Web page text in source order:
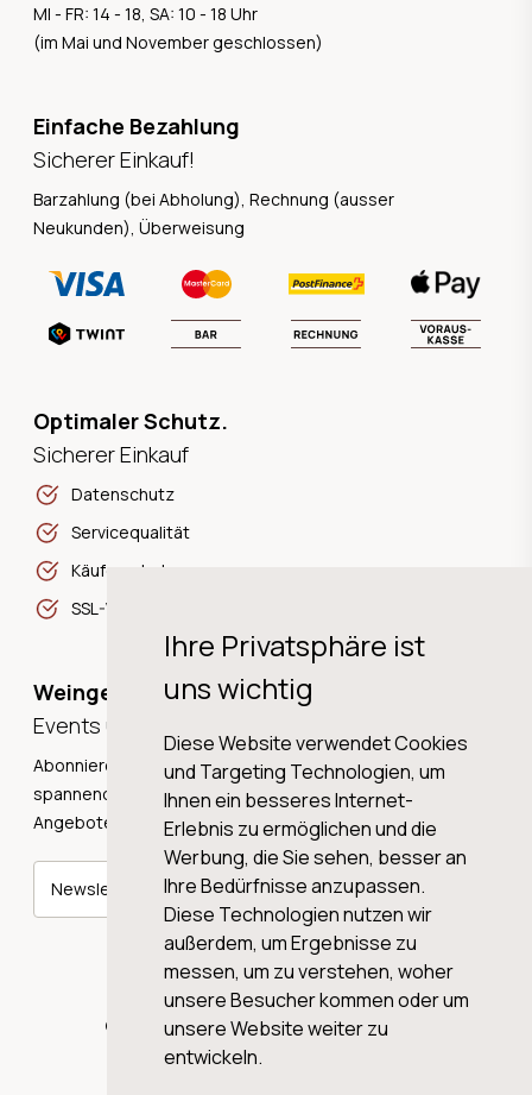
Ihre Privatsphäre ist
uns wichtig
Diese Website verwendet Cookies
und Targeting Technologien, um
Ihnen ein besseres Internet-
Erlebnis zu ermöglichen und die
Werbung, die Sie sehen, besser an
Ihre Bedürfnisse anzupassen.
Diese Technologien nutzen wir
außerdem, um Ergebnisse zu
messen, um zu verstehen, woher
unsere Besucher kommen oder um
unsere Website weiter zu
entwickeln.
MI - FR: 14 - 18, SA: 10 - 18 Uhr
(im Mai und November geschlossen)
Einfache Bezahlung
Sicherer Einkauf!
Barzahlung (bei Abholung), Rechnung (ausser
Neukunden), Überweisung
Optimaler Schutz.
Sicherer Einkauf
Datenschutz
Servicequalität
Käuferschutz
SSL-Verschlüsselung
Weingeschichten,
Events und Neuigkeiten!
Abonnieren Sie unseren Newsletter und erhalten Sie
spannende Weingeschichten, Neuigkeiten und tolle
Angebote direkt in Ihre Mailbox.
Newsletter abonnieren
© 2026 WINE AG VALENTIN & VON SALIS